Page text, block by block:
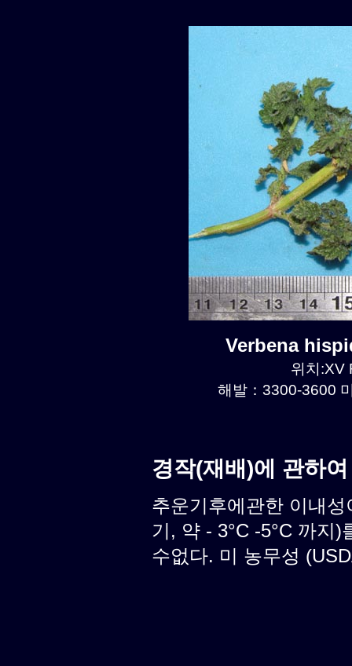
Verbena
위치:XV
해발：3300-3600
경작(재배)에 관하
추운기후에관한 이내
기, 약 - 3°C -5°C 까지
수없다. 미 농무성